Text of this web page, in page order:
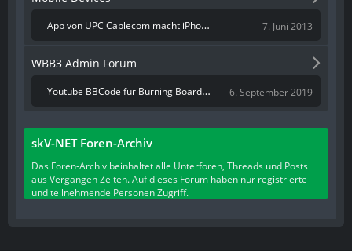
App von UPC Cablecom macht iPhone zur Horizon-Fernbedienung
7. Juni 2013
WBB3 Admin Forum
Youtube BBCode für Burning Board 3.1.8
6. September 2019
skV-NET Foren-Archiv
Das Foren-Archiv beinhaltet alle Unterforen, Threads und Posts
aus Vergangen Zeiten. Auf dieses Forum haben nur registrierte
und teilnehmende Personen Zugriff.